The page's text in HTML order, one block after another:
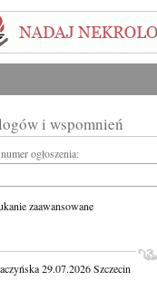
i wspomnień
ogłoszenia:
zaawansowane
29.07.2026Szczecin